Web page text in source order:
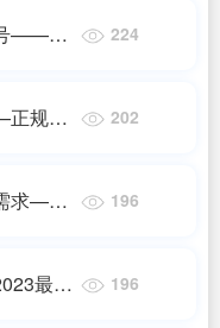
——正
224
正规机
202
求——
196
最新
196